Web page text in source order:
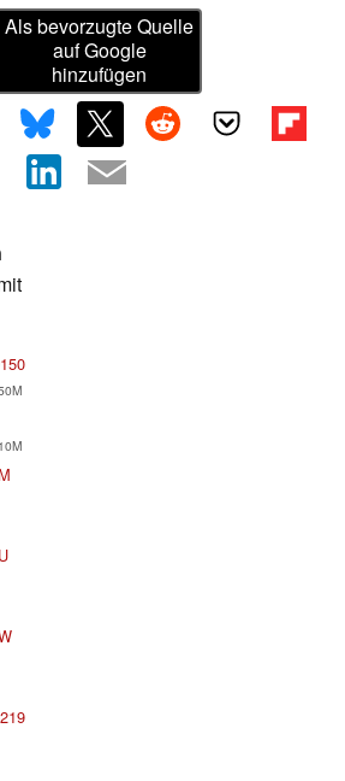
Als bevorzugte Quelle
auf Google
hinzufügen